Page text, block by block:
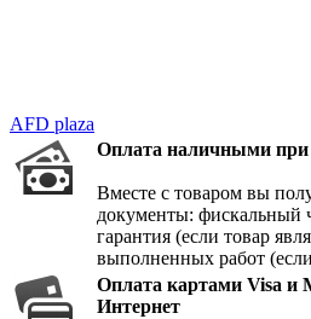
AFD plaza
Оплата наличными при
Вместе с товаром вы
документы: фискальный
гарантия (если товар
выполненных работ
Оплата картами Visa и
Интернет